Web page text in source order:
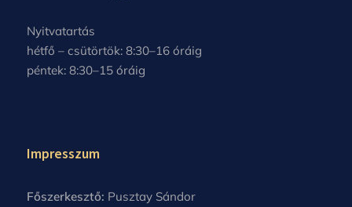
Nyitvatartás
hétfő – csütörtök: 8:30–16 óráig
péntek: 8:30–15 óráig
Impresszum
Főszerkesztő: Pusztay Sándor